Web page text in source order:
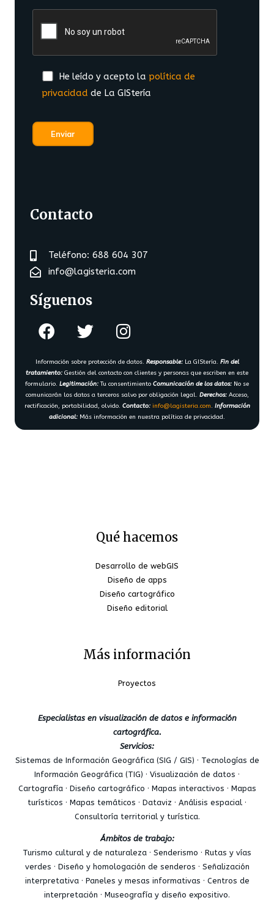
He leído y acepto la política de
privacidad de La GIStería
Contacto
Teléfono: 688 604 307
info@lagisteria.com
Síguenos
Información sobre protección de datos. Responsable:La GIStería. Fin del
tratamiento: Gestión del contacto con clientes y personas que escriben en este
formulario. Legitimación: Tu consentimiento Comunicación de los datos: No se
comunicarán los datos a terceros salvo por obligación legal. Derechos:Acceso,
rectificación, portabilidad, olvido. Contacto: info@lagisteria.com. Información
adicional: Más información en nuestra política de privacidad.
Qué hacemos
Desarrollo de webGIS
Diseño de apps
Diseño cartográfico
Diseño editorial
Más información
Proyectos
Especialistas en visualización de datos e información
cartográfica.
Servicios:
Sistemas de Información Geográfica (SIG / GIS) · Tecnologías de
Información Geográfica (TIG) · Visualización de datos ·
Cartografía · Diseño cartográfico · Mapas interactivos · Mapas
turísticos · Mapas temáticos · Dataviz · Análisis espacial ·
Consultoría territorial y turística.
Ámbitos de trabajo:
Turismo cultural y de naturaleza · Senderismo · Rutas y vías
verdes · Diseño y homologación de senderos · Señalización
interpretativa · Paneles y mesas informativas · Centros de
interpretación · Museografía y diseño expositivo.